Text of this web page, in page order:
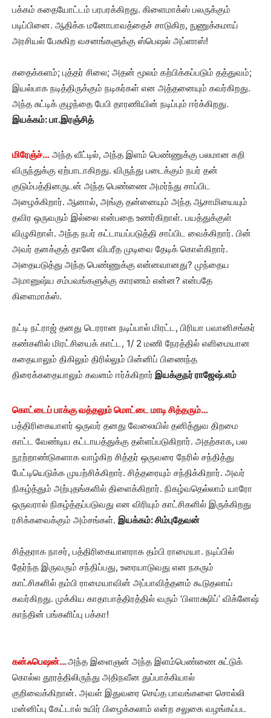
பக்கம் கதையோட்டம் பரபரக்கிறது. கிளைமாக்ஸ் பலருக்கும்
படிப்பினை. ஆதிக்க மனோபாவத்தைச் சாடுகிற, நுணுக்கமாய்
அரசியல் பேசுகிற வசனங்களுக்கு ஸ்பெஷல் அப்ளாஸ்!
கதைக்களம்; புத்தர் சிலை; அதன் மூலம் கற்பிக்கப்படும் தத்துவம்;
இயல்பாக நடித்திருக்கும் நடிகர்கள் என அத்தனையும் கவர்கிறது.
அந்த சுட்டிக் குழந்தை பேபி தாரணியின் நடிப்பும் ஈர்க்கிறது.
இயக்கம்: பா.இரஞ்சித்
மிரேஞ்ச்… அந்த வீட்டில், அந்த இளம் பெண்ணுக்கு பலமான கறி
விருந்துக்கு ஏற்பாடாகிறது. விருந்து படைக்கும் நபர் தன்
குடும்பத்தினருடன் அந்த பெண்ணை அமர்ந்து சாப்பிட
அழைக்கிறார். ஆனால், அங்கு தன்னையும் அந்த ஆசாமியையும்
தவிர ஒருவரும் இல்லை என்பதை உணர்கிறாள். பயத்துக்குள்
விழுகிறாள். அந்த நபர் கட்டாயப்படுத்தி சாப்பிட வைக்கிறார். பின்
அவர் தனக்குத் தானே விபரீத முடிவை தேடிக் கொள்கிறார்.
அதையடுத்து அந்த பெண்ணுக்கு என்னவானது? முந்தைய
அமானுஷ்ய சம்பவங்களுக்கு காரணம் என்ன? என்பதே
கிளைமாக்ஸ்.
நட்டி நட்ராஜ் தனது டெரரான நடிப்பால் மிரட்ட, பிரியா பவானிசங்கர்
கண்களில் மிரட்சியைக் காட்ட, 1/ 2 மணி நேரத்தில் எளிமையான
கதையாலும் திகிலும் திரில்லும் பின்னிப் பிணைந்த
திரைக்கதையாலும் கவனம் ஈர்க்கிறார் இயக்குநர் ராஜேஷ்.எம்
கொட்டைப் பாக்கு வத்தலும் மொட்டை மாடி சித்தரும்…
பத்திரிகையாளர் ஒருவர் தனது வேலையில் தனித்துவ திறமை
காட்ட வேண்டிய கட்டாயத்துக்கு தள்ளப்படுகிறார். அதற்காக, பல
நூற்றாண்டுகளாக வாழ்கிற சித்தர் ஒருவரை நேரில் சந்தித்து
பேட்டியெடுக்க முயற்சிக்கிறார். சித்தரையும் சந்திக்கிறார். அவர்
நிகழ்த்தும் அற்புதங்களில் திளைக்கிறார். நிகழ்வதெல்லாம் யாரோ
ஒருவரால் நிகழ்த்தப்படுவது என விரியும் காட்சிகளில் இருக்கிறது
ரசிக்கவைக்கும் அம்சங்கள். இயக்கம்: சிம்புதேவன்
சித்தராக நாசர், பத்திரிகையாளராக தம்பி ராமையா. நடிப்பில்
தேர்ந்த இருவரும் சந்திப்பது, உரையாடுவது என நகரும்
காட்சிகளில் தம்பி ராமையாவின் அப்பாவித்தனம் கூடுதலாய்
கவர்கிறது. முக்கிய காதாபாத்திரத்தில் வரும் ‘பிளாக்ஷிப்’ விக்னேஷ்
காந்தின் பங்களிப்பு பக்கா!
கன்ஃபெஷன்…அந்த இளைஞன் அந்த இளம்பெண்ணை சுட்டுக்
கொல்ல தூரத்திலிருந்து அதிநவீன துப்பாக்கியால்
குறிவைக்கிறான். அவள் இதுவரை செய்த பாவங்களை சொல்லி
மன்னிப்பு கேட்டால் உயிர் பிழைக்கலாம் என்ற சலுகை வழங்கப்பட